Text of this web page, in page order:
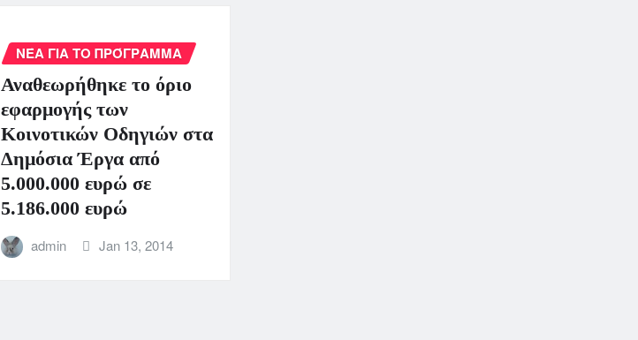
ΝΈΑ ΓΙΑ ΤΟ ΠΡΌΓΡΑΜΜΑ
Αναθεωρήθηκε το όριο
εφαρμογής των
Κοινοτικών Οδηγιών στα
Δημόσια Έργα από
5.000.000 ευρώ σε
5.186.000 ευρώ
admin Jan 13, 2014